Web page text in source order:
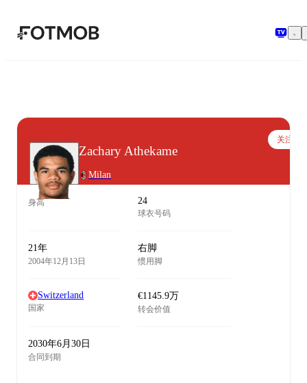
跳转到主要内容
Zachary Athekame
Milan
关注
身高 24
球衣号码
21年
2004年12月13日
右脚
惯用脚
Switzerland
国家
€1145.9万
转会价值
2030年6月30日
合同到期